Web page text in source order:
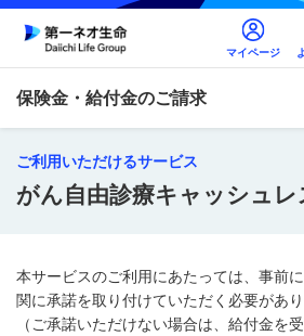
マイページ
ご利用いただけるサービス
がん自由診療キャッシュレ
本サービスのご利用にあたっては、事前
関に承諾を取り付けていただく必要があり
（ご承諾いただけない場合は、給付金を
保険金・給付金のご請求